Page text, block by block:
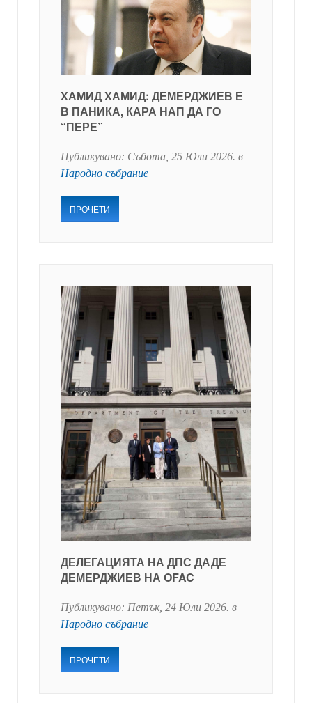
ХАМИД ХАМИД: ДЕМЕРДЖИЕВ Е
В ПАНИКА, КАРА НАП ДА ГО
“ПЕРЕ”
Публикувано: Събота, 25 Юли 2026. в
Народно събрание
ПРОЧЕТИ
ДЕЛЕГАЦИЯТА НА ДПС ДАДЕ
ДЕМЕРДЖИЕВ НА OFAC
Публикувано: Петък, 24 Юли 2026. в
Народно събрание
ПРОЧЕТИ